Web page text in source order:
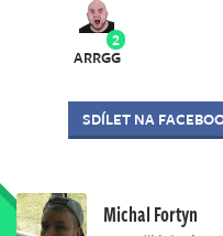
2
ARRGG
SDÍLET NA
Michal Fortyn